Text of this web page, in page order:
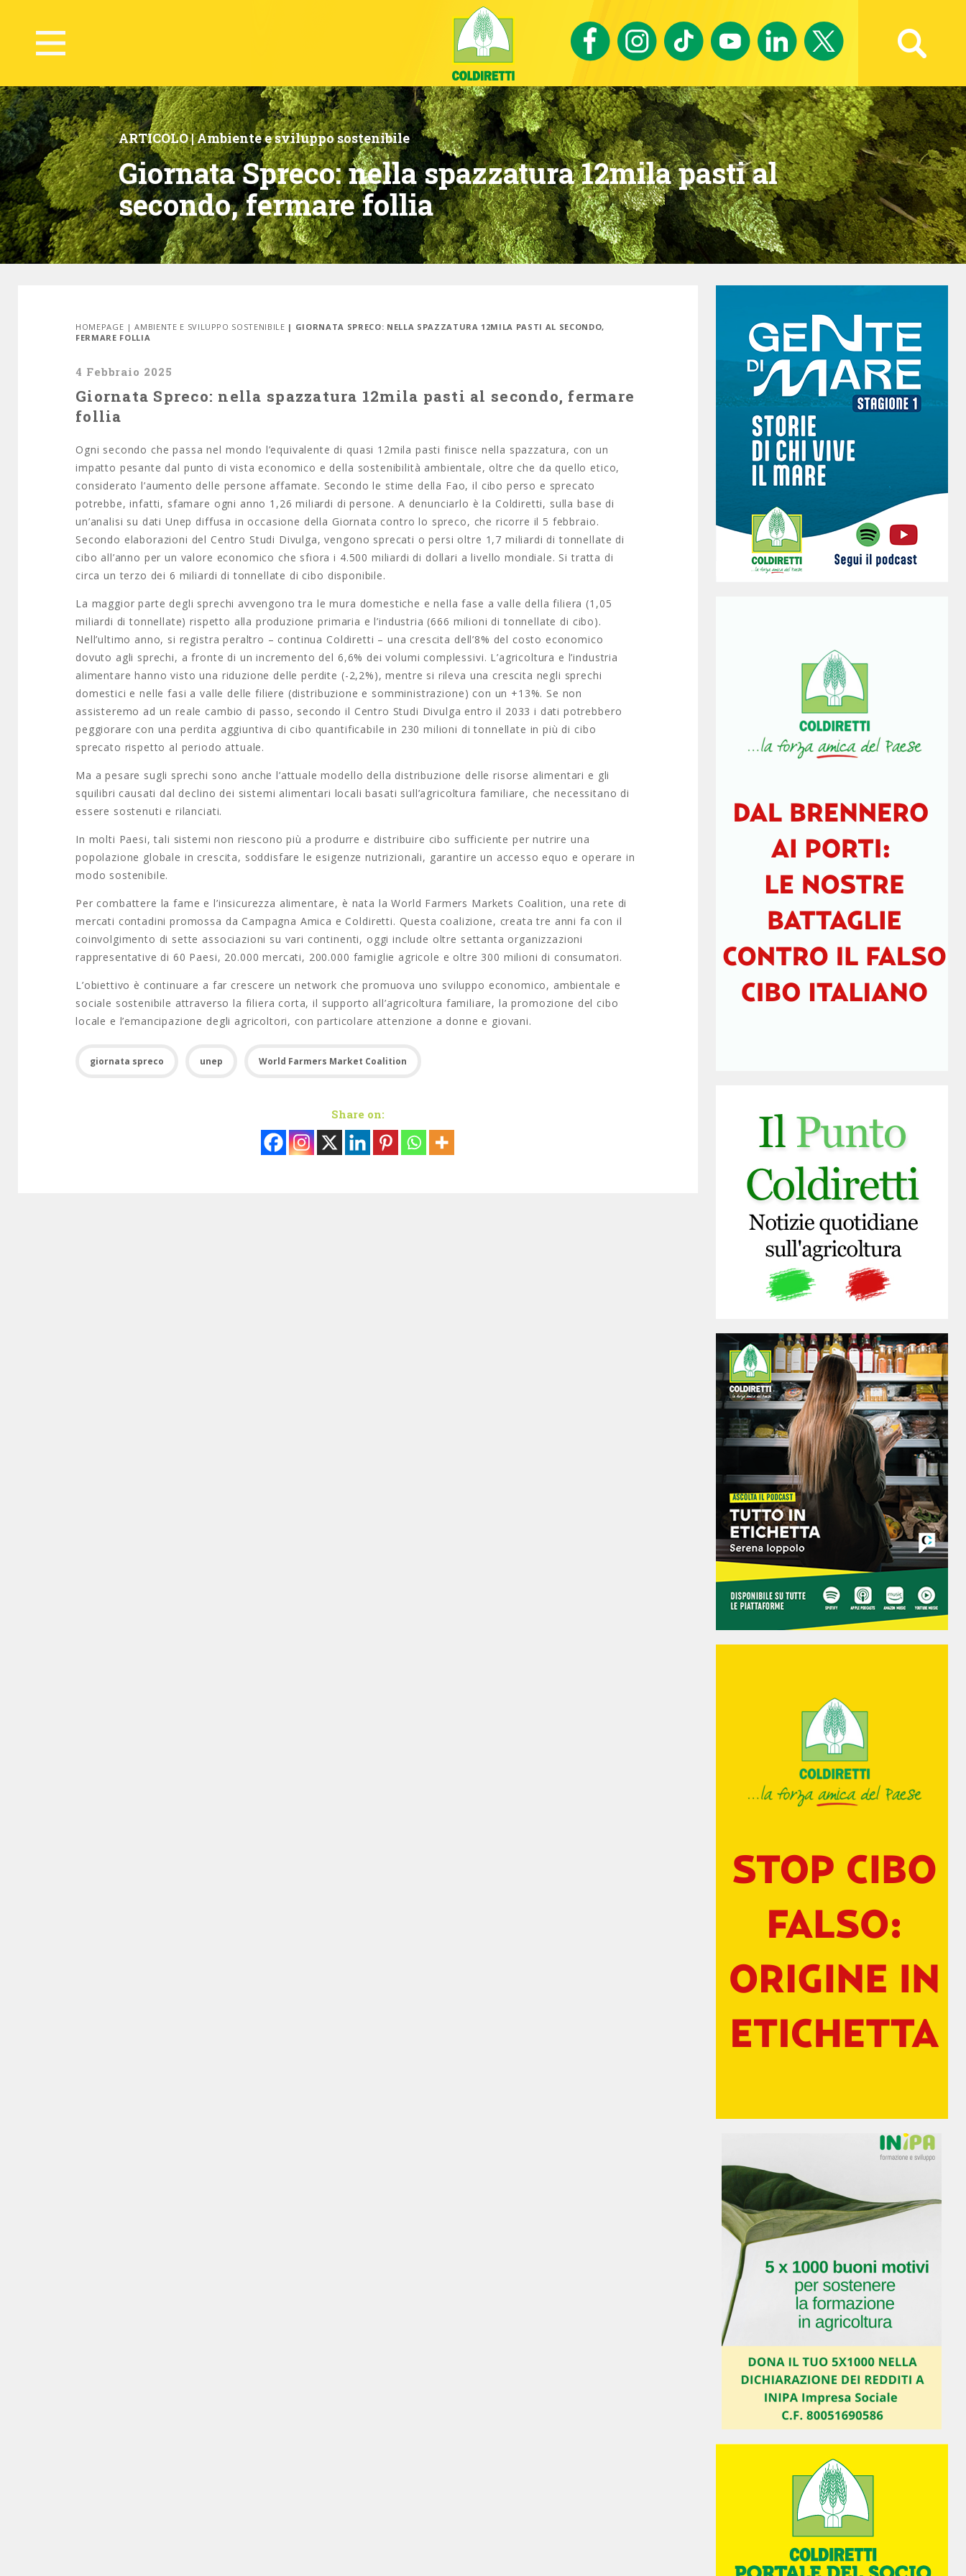
Ricerca avanzata
ARTICOLO |Ambiente e sviluppo sostenibile
Giornata Spreco: nella spazzatura 12mila pasti al
secondo, fermare follia
HOMEPAGE |AMBIENTE E SVILUPPO SOSTENIBILE | GIORNATA SPRECO: NELLA SPAZZATURA 12MILA PASTI AL SECONDO,
FERMARE FOLLIA
4 Febbraio 2025
Giornata Spreco: nella spazzatura 12mila pasti al secondo, fermare
follia
Ogni secondo che passa nel mondo l’equivalente di quasi 12mila pasti finisce nella spazzatura, con un
impatto pesante dal punto di vista economico e della sostenibilità ambientale, oltre che da quello etico,
considerato l’aumento delle persone affamate. Secondo le stime della Fao, il cibo perso e sprecato
potrebbe, infatti, sfamare ogni anno 1,26 miliardi di persone. A denunciarlo è la Coldiretti, sulla base di
un’analisi su dati Unep diffusa in occasione della Giornata contro lo spreco, che ricorre il 5 febbraio.
Secondo elaborazioni del Centro Studi Divulga, vengono sprecati o persi oltre 1,7 miliardi di tonnellate di
cibo all’anno per un valore economico che sfiora i 4.500 miliardi di dollari a livello mondiale. Si tratta di
circa un terzo dei 6 miliardi di tonnellate di cibo disponibile.
La maggior parte degli sprechi avvengono tra le mura domestiche e nella fase a valle della filiera (1,05
miliardi di tonnellate) rispetto alla produzione primaria e l’industria (666 milioni di tonnellate di cibo).
Nell’ultimo anno, si registra peraltro – continua Coldiretti – una crescita dell’8% del costo economico
dovuto agli sprechi, a fronte di un incremento del 6,6% dei volumi complessivi. L’agricoltura e l’industria
alimentare hanno visto una riduzione delle perdite (-2,2%), mentre si rileva una crescita negli sprechi
domestici e nelle fasi a valle delle filiere (distribuzione e somministrazione) con un +13%. Se non
assisteremo ad un reale cambio di passo, secondo il Centro Studi Divulga entro il 2033 i dati potrebbero
peggiorare con una perdita aggiuntiva di cibo quantificabile in 230 milioni di tonnellate in più di cibo
sprecato rispetto al periodo attuale.
Ma a pesare sugli sprechi sono anche l’attuale modello della distribuzione delle risorse alimentari e gli
squilibri causati dal declino dei sistemi alimentari locali basati sull’agricoltura familiare, che necessitano di
essere sostenuti e rilanciati.
In molti Paesi, tali sistemi non riescono più a produrre e distribuire cibo sufficiente per nutrire una
popolazione globale in crescita, soddisfare le esigenze nutrizionali, garantire un accesso equo e operare in
modo sostenibile.
Per combattere la fame e l’insicurezza alimentare, è nata la World Farmers Markets Coalition, una rete di
mercati contadini promossa da Campagna Amica e Coldiretti. Questa coalizione, creata tre anni fa con il
coinvolgimento di sette associazioni su vari continenti, oggi include oltre settanta organizzazioni
rappresentative di 60 Paesi, 20.000 mercati, 200.000 famiglie agricole e oltre 300 milioni di consumatori.
L’obiettivo è continuare a far crescere un network che promuova uno sviluppo economico, ambientale e
sociale sostenibile attraverso la filiera corta, il supporto all’agricoltura familiare, la promozione del cibo
locale e l’emancipazione degli agricoltori, con particolare attenzione a donne e giovani.
giornata spreco unep World Farmers Market Coalition
Share on: